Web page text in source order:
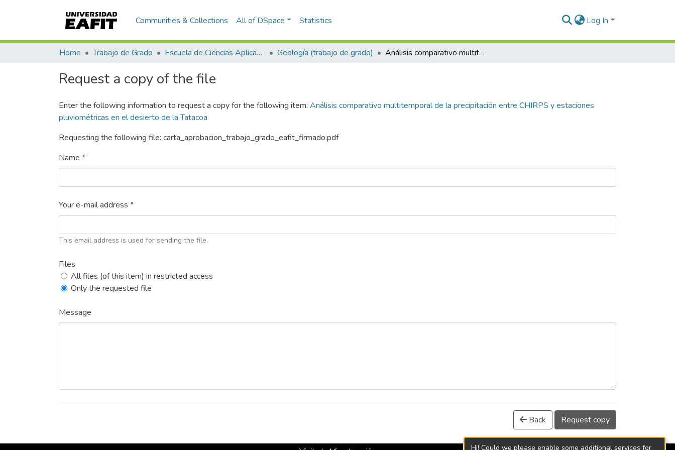
Communities & Collections All of DSpace Statistics Log In
Home Trabajo de Grado Escuela de Ciencias Aplicadas e Ingeniería Geología (trabajo de grado) Análisis comparativo multitemporal de la precipitación entre CHIRPS y estaciones pluviométricas en el desierto de la Tatacoa
Request a copy of the file
Enter the following information to request a copy for the following item: Análisis comparativo multitemporal de la precipitación entre CHIRPS y estaciones
pluviométricas en el desierto de la Tatacoa
Requesting the following file: carta_aprobacion_trabajo_grado_eafit_firmado.pdf
Name *
Your e-mail address *
This email address is used for sending the file.
Files
All files (of this item) in restricted access
Only the requested file
Message
Back Request copy
Hi! Could we please enable some additional services for